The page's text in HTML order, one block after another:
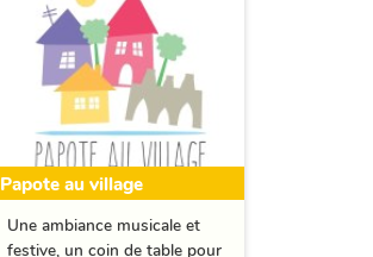
Papote au village
Une ambiance musicale et
festive, un coin de table pour